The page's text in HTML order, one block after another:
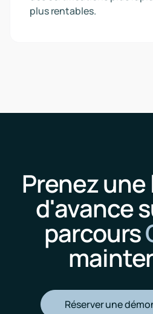
plus rentables.
Prenez
d'avance
parcours
Réserver une